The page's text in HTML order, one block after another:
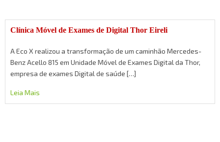
Clínica Móvel de Exames de Digital Thor Eireli
A Eco X realizou a transformação de um caminhão Mercedes-
Benz Acello 815 em Unidade Móvel de Exames Digital da Thor,
empresa de exames Digital de saúde […]
Leia Mais